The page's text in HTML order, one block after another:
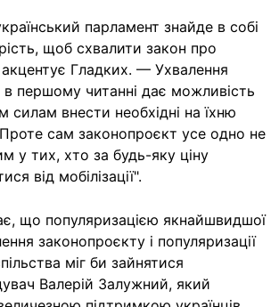
парламент знайде в собі
щоб схвалити закон про
Гладких. — Ухвалення
першому читанні дає можливість
силам внести необхідні на їхню
сам законопроєкт усе одно не
у тих, хто за будь-яку ціну
від мобілізації".
що популяризацією якнайшвидшої
законопроєкту і популяризації
міг би зайнятися
Валерій Залужний, який